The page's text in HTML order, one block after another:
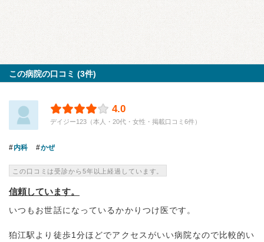
この病院の口コミ (3件)
4.0
デイジー123（本人・20代・女性・掲載口コミ6件）
内科 かぜ
この口コミは受診から5年以上経過しています。
信頼しています。
いつもお世話になっているかかりつけ医です。
狛江駅より徒歩1分ほどでアクセスがいい病院なので比較的い